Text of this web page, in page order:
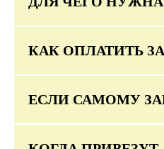
КАК ОПЛАТИТЬ
ЕСЛИ САМОМУ